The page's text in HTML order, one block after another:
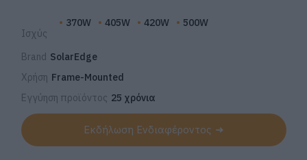
Ισχύς
370W 405W 420W 500W
Brand SolarEdge
Χρήση Frame-Mounted
Εγγύηση προϊόντος 25 χρόνια
Εκδήλωση Ενδιαφέροντος